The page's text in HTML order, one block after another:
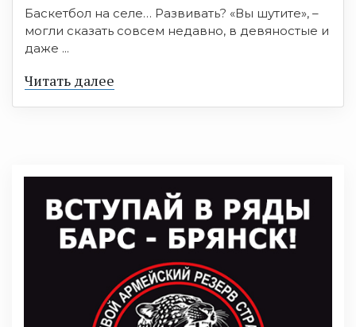
Баскетбол на селе… Развивать? «Вы шутите», –
могли сказать совсем недавно, в девяностые и
даже ...
Читать далее